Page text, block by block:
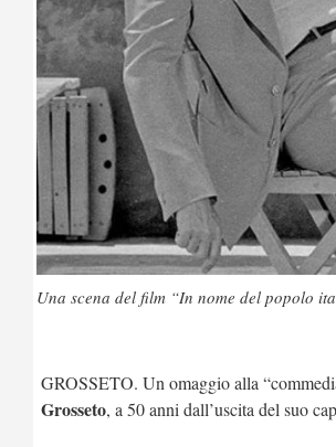
Una scena del film “In nome del popolo
GROSSETO. Un omaggio alla
Grosseto, a 50 anni dall’uscita del suo